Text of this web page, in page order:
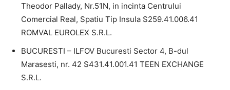
Theodor Pallady, Nr.51N, in incinta Centrului
Comercial Real, Spatiu Tip Insula S259.41.006.41
ROMVAL EUROLEX S.R.L.
BUCURESTI – ILFOV Bucuresti Sector 4, B-dul
Marasesti, nr. 42 S431.41.001.41 TEEN EXCHANGE
S.R.L.